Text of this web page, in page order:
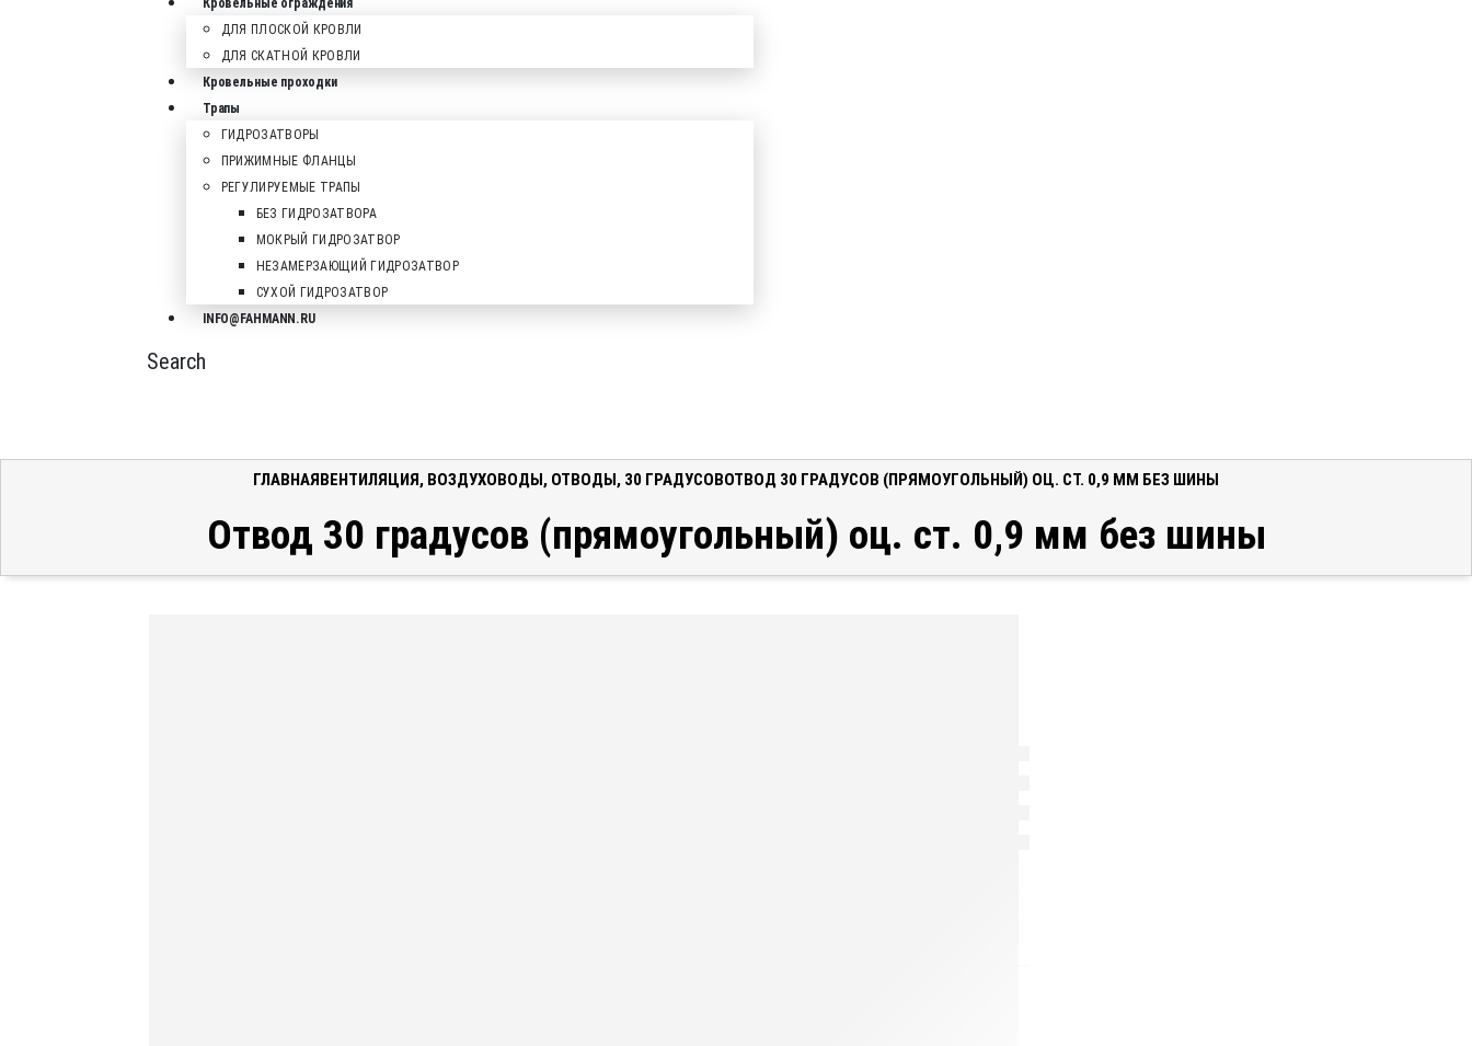
Кровельные ограждения
ДЛЯ ПЛОСКОЙ КРОВЛИ
ДЛЯ СКАТНОЙ КРОВЛИ
Кровельные проходки
Трапы
ГИДРОЗАТВОРЫ
ПРИЖИМНЫЕ ФЛАНЦЫ
РЕГУЛИРУЕМЫЕ ТРАПЫ
БЕЗ ГИДРОЗАТВОРА
МОКРЫЙ ГИДРОЗАТВОР
НЕЗАМЕРЗАЮЩИЙ ГИДРОЗАТВОР
СУХОЙ ГИДРОЗАТВОР
INFO@FAHMANN.RU
Search
ГЛАВНАЯВЕНТИЛЯЦИЯ, ВОЗДУХОВОДЫ, ОТВОДЫ, 30 ГРАДУСОВОТВОД 30 ГРАДУСОВ (ПРЯМОУГОЛЬНЫЙ) ОЦ. СТ. 0,9 ММ БЕЗ ШИНЫ
Отвод 30 градусов (прямоугольный) оц. ст. 0,9 мм без шины